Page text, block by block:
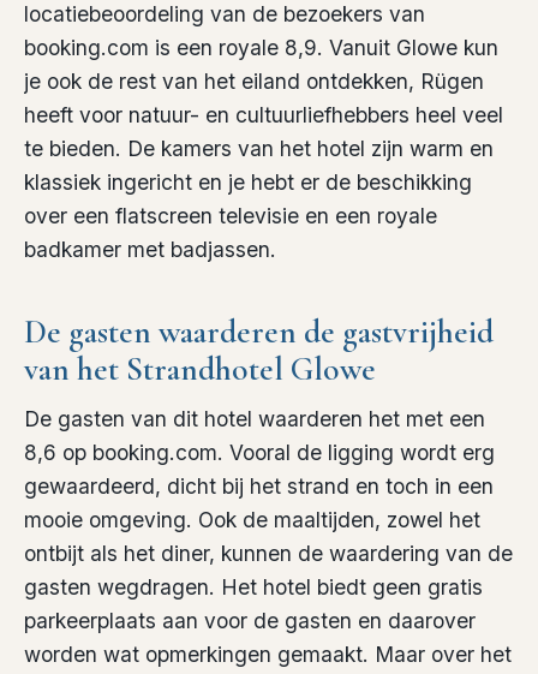
locatiebeoordeling van de bezoekers van
booking.com is een royale 8,9. Vanuit Glowe kun
je ook de rest van het eiland ontdekken, Rügen
heeft voor natuur- en cultuurliefhebbers heel veel
te bieden. De kamers van het hotel zijn warm en
klassiek ingericht en je hebt er de beschikking
over een flatscreen televisie en een royale
badkamer met badjassen.
De gasten waarderen de gastvrijheid
van het Strandhotel Glowe
De gasten van dit hotel waarderen het met een
8,6 op booking.com. Vooral de ligging wordt erg
gewaardeerd, dicht bij het strand en toch in een
mooie omgeving. Ook de maaltijden, zowel het
ontbijt als het diner, kunnen de waardering van de
gasten wegdragen. Het hotel biedt geen gratis
parkeerplaats aan voor de gasten en daarover
worden wat opmerkingen gemaakt. Maar over het